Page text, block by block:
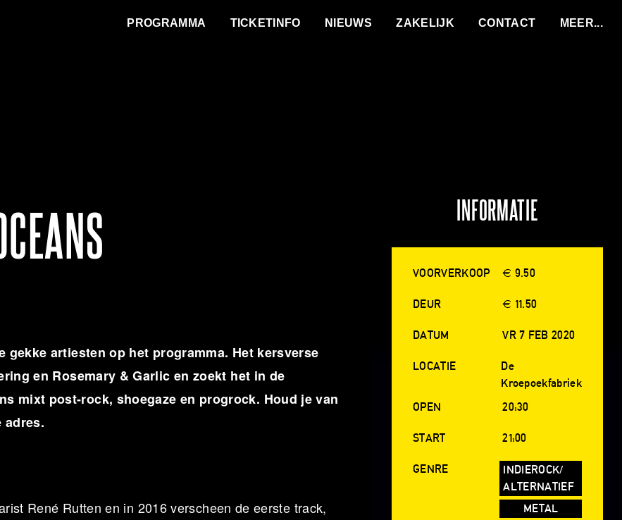
PROGRAMMA TICKETINFO NIEUWS ZAKELIJK CONTACT
gekke artiesten op het programma. Het kersverse
en Rosemary & Garlic en zoekt het in de
mixt post-rock, shoegaze en progrock. Houd je van
adres.
René Rutten en in 2016 verscheen de eerste track,
INFORMATIE
VOORVERKOOP € 9.50
DEUR € 11.50
DATUM VR 7 FEB 2020
LOCATIE
De
Kroepoekfabriek
OPEN
20:30
START 21:00
GENRE
INDIEROCK/
ALTERNATIEF
METAL